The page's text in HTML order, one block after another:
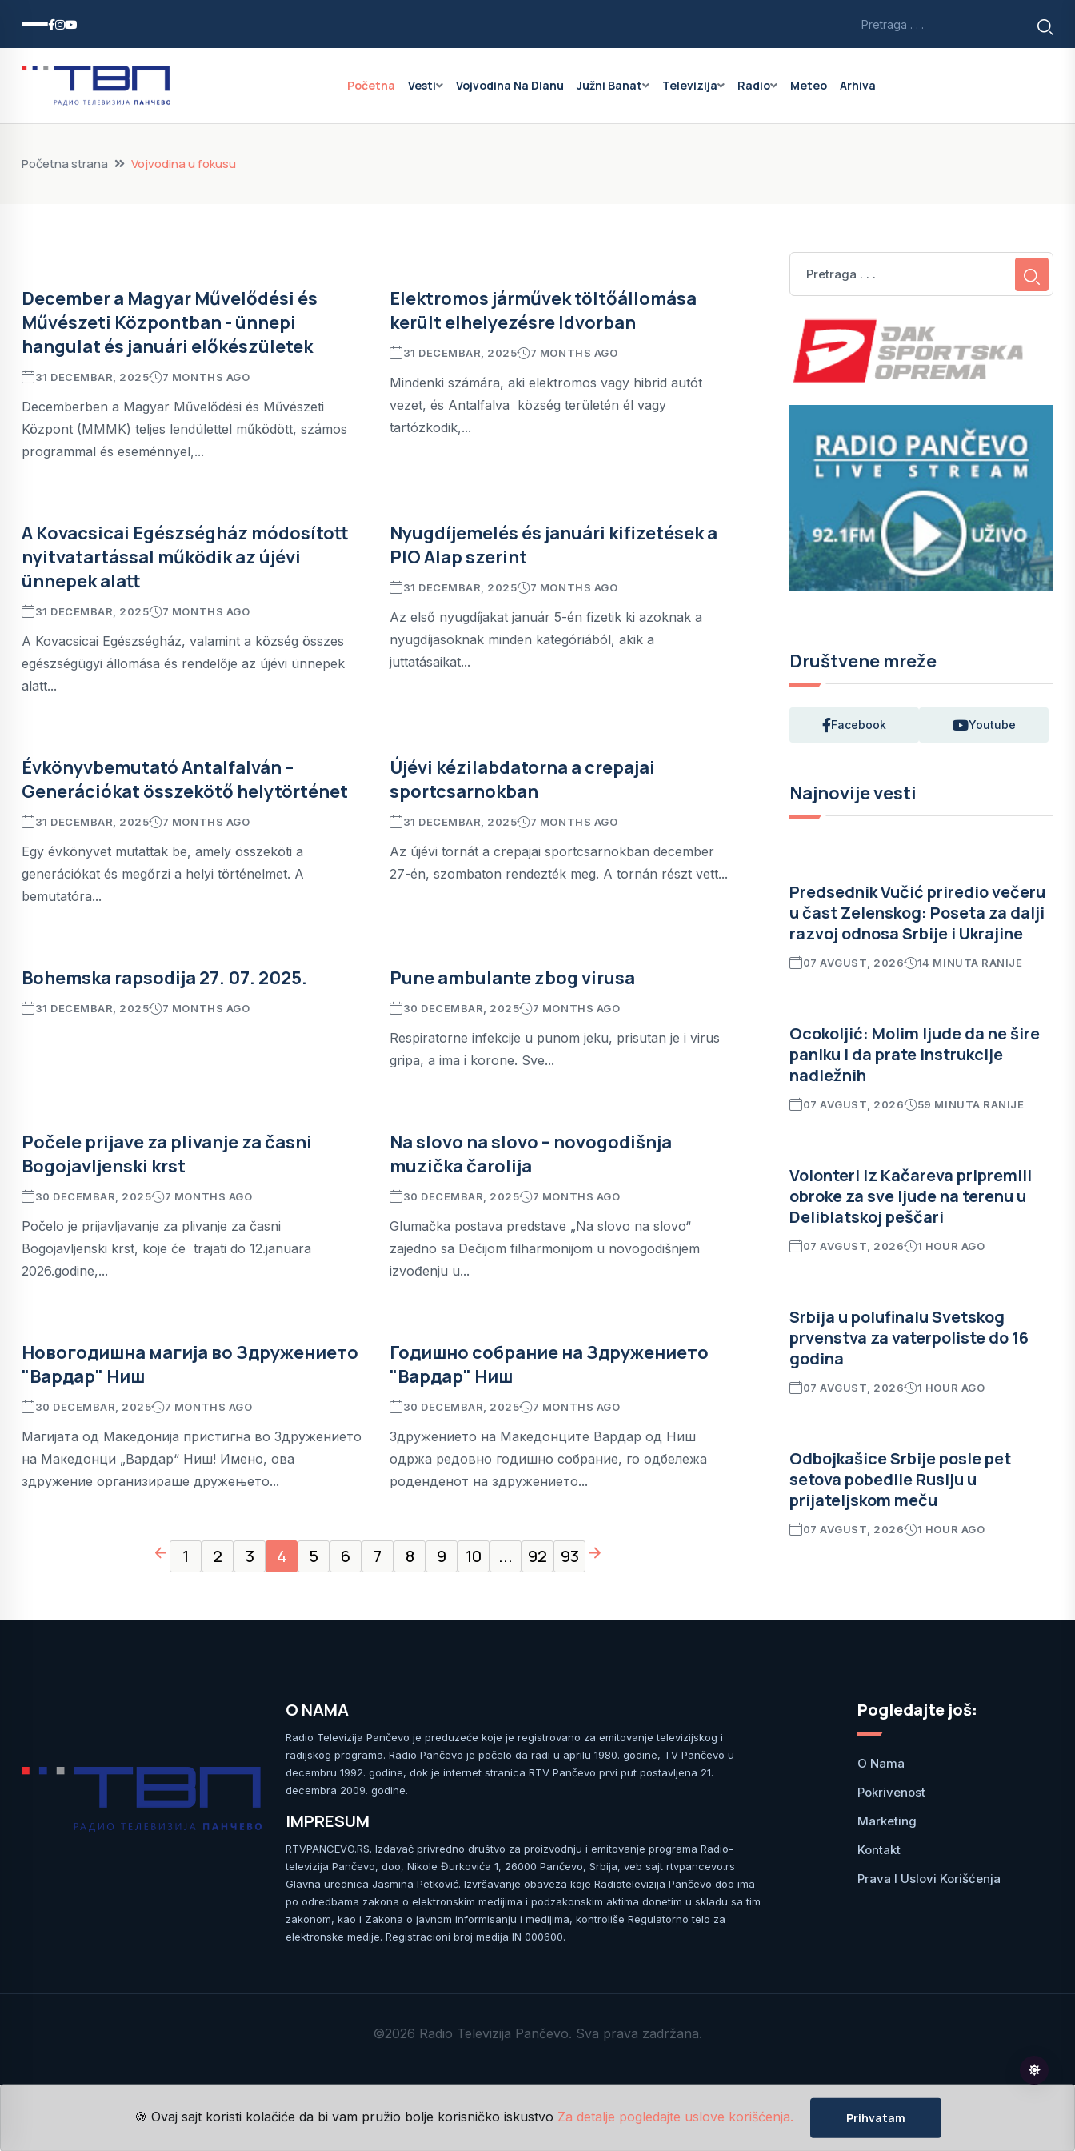
Početna Vesti Vojvodina Na Dlanu Južni Banat Televizija Radio Meteo Arhiva
Početna strana Vojvodina u fokusu
December a Magyar Művelődési és
Művészeti Központban - ünnepi
hangulat és januári előkészületek
31 DECEMBAR, 2025 7 MONTHS AGO
Decemberben a Magyar Művelődési és Művészeti
Központ (MMMK) teljes lendülettel működött, számos
programmal és eseménnyel,...
Elektromos járművek töltőállomása
került elhelyezésre Idvorban
31 DECEMBAR, 2025 7 MONTHS AGO
Mindenki számára, aki elektromos vagy hibrid autót
vezet, és Antalfalva község területén él vagy
tartózkodik,...
A Kovacsicai Egészségház módosított
nyitvatartással működik az újévi
ünnepek alatt
31 DECEMBAR, 2025 7 MONTHS AGO
A Kovacsicai Egészségház, valamint a község összes
egészségügyi állomása és rendelője az újévi ünnepek
alatt...
Nyugdíjemelés és januári kifizetések a
PIO Alap szerint
31 DECEMBAR, 2025 7 MONTHS AGO
Az első nyugdíjakat január 5-én fizetik ki azoknak a
nyugdíjasoknak minden kategóriából, akik a
juttatásaikat...
Évkönyvbemutató Antalfalván –
Generációkat összekötő helytörténet
31 DECEMBAR, 2025 7 MONTHS AGO
Egy évkönyvet mutattak be, amely összeköti a
generációkat és megőrzi a helyi történelmet. A
bemutatóra...
Újévi kézilabdatorna a crepajai
sportcsarnokban
31 DECEMBAR, 2025 7 MONTHS AGO
Az újévi tornát a crepajai sportcsarnokban december
27-én, szombaton rendezték meg. A tornán részt vett...
Bohemska rapsodija 27. 07. 2025.
31 DECEMBAR, 2025 7 MONTHS AGO
Pune ambulante zbog virusa
30 DECEMBAR, 2025 7 MONTHS AGO
Respiratorne infekcije u punom jeku, prisutan je i virus
gripa, a ima i korone. Sve...
Počele prijave za plivanje za časni
Bogojavljenski krst
30 DECEMBAR, 2025 7 MONTHS AGO
Počelo je prijavljavanje za plivanje za časni
Bogojavljenski krst, koje će trajati do 12.januara
2026.godine,...
Na slovo na slovo – novogodišnja
muzička čarolija
30 DECEMBAR, 2025 7 MONTHS AGO
Glumačka postava predstave „Na slovo na slovo“
zajedno sa Dečijom filharmonijom u novogodišnjem
izvođenju u...
Новогодишна магија во Здружението
"Вардар" Ниш
30 DECEMBAR, 2025 7 MONTHS AGO
Магијата од Македонија пристигна во Здружението
на Македонци „Вардар“ Ниш! Имено, ова
здружение организираше дружењето...
Годишно собрание на Здружението
"Вардар" Ниш
30 DECEMBAR, 2025 7 MONTHS AGO
Здружението на Македонците Вардар од Ниш
одржа редовно годишно собрание, го одбележа
роденденот на здружението...
page left arrow
1 2 3 4 5 6 7 8 9 10 ... 92 93
Društvene mreže
Facebook Youtube
Najnovije vesti
Predsednik Vučić priredio večeru
u čast Zelenskog: Poseta za dalji
razvoj odnosa Srbije i Ukrajine
07 AVGUST, 2026 14 MINUTA RANIJE
Ocokoljić: Molim ljude da ne šire
paniku i da prate instrukcije
nadležnih
07 AVGUST, 2026 59 MINUTA RANIJE
Volonteri iz Kačareva pripremili
obroke za sve ljude na terenu u
Deliblatskoj peščari
07 AVGUST, 2026 1 HOUR AGO
Srbija u polufinalu Svetskog
prvenstva za vaterpoliste do 16
godina
07 AVGUST, 2026 1 HOUR AGO
Odbojkašice Srbije posle pet
setova pobedile Rusiju u
prijateljskom meču
07 AVGUST, 2026 1 HOUR AGO
O NAMA
Radio Televizija Pančevo je preduzeće koje je registrovano za emitovanje televizijskog i
radijskog programa. Radio Pančevo je počelo da radi u aprilu 1980. godine, TV Pančevo u
decembru 1992. godine, dok je internet stranica RTV Pančevo prvi put postavljena 21.
decembra 2009. godine.
IMPRESUM
RTVPANCEVO.RS. Izdavač privredno društvo za proizvodnju i emitovanje programa Radio-
televizija Pančevo, doo, Nikole Đurkovića 1, 26000 Pančevo, Srbija, veb sajt rtvpancevo.rs
Glavna urednica Jasmina Petković. Izvršavanje obaveza koje Radiotelevizija Pančevo doo ima
po odredbama zakona o elektronskim medijima i podzakonskim aktima donetim u skladu sa tim
zakonom, kao i Zakona o javnom informisanju i medijima, kontroliše Regulatorno telo za
elektronske medije. Registracioni broj medija IN 000600.
Pogledajte još:
O Nama
Pokrivenost
Marketing
Kontakt
Prava I Uslovi Korišćenja
©2026 Radio Televizija Pančevo. Sva prava zadržana.
🍪 Ovaj sajt koristi kolačiće da bi vam pružio bolje korisničko iskustvo Za detalje pogledajte uslove korišćenja. Prihvatam